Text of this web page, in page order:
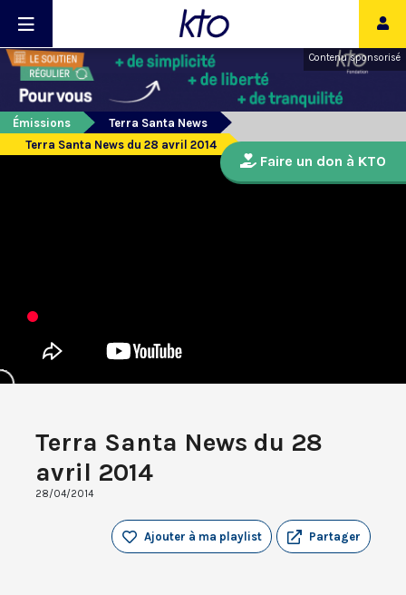
Contenu sponsorisé
Émissions
Terra Santa News
Terra Santa News du 28 avril 2014
Terra Santa News du 28
avril 2014
28/04/2014
Partager
Ajouter à ma playlist
Faire un don à KTO